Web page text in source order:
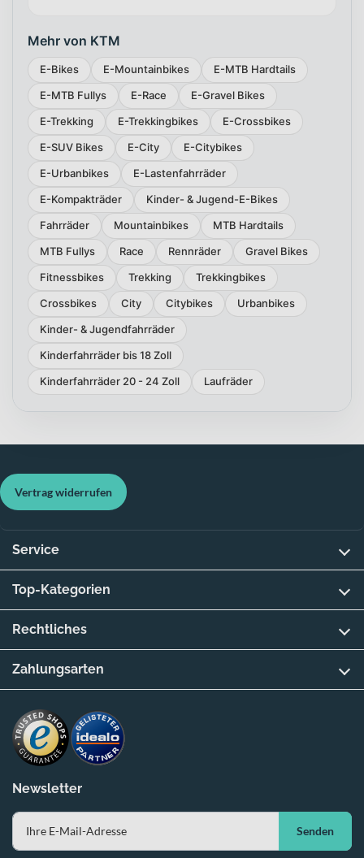
Mehr von KTM
E-Bikes E-Mountainbikes
E-MTB Hardtails
E-MTB Fullys
E-Race
E-Gravel Bikes
E-Trekking
E-Trekkingbikes
E-Crossbikes
E-SUV Bikes
E-City
E-Citybikes
E-Urbanbikes
E-Lastenfahrräder
E-Kompakträder
Kinder- & Jugend-E-Bikes
Fahrräder
Mountainbikes
MTB Hardtails
MTB Fullys
Race Rennräder
Gravel Bikes
Fitnessbikes
Trekking
Trekkingbikes
Crossbikes
City Citybikes
Urbanbikes
Kinder- & Jugendfahrräder
Kinderfahrräder bis 18 Zoll
Kinderfahrräder 20 - 24 Zoll
Laufräder
Newsletter
Senden
Vertrag widerrufen
Service
Top-Kategorien
Rechtliches
Zahlungsarten